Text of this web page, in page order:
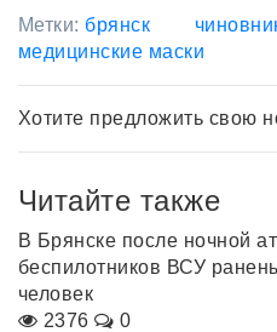
Метки: брянск
медицинские маски
Хотите предложить свою
Читайте также
В Брянске после ночной
беспилотников ВСУ
человек
2376
0